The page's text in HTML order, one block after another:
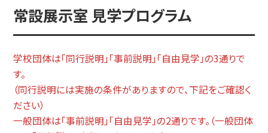
常設展示室 見学プログラム
学校団体は「同行説明」「事前説明」「自由見学」の3通りで
す。
（同行説明には実施の条件がありますので、下記をご確認く
ださい）
一般団体は「事前説明」「自由見学」の2通りです。（一般団体